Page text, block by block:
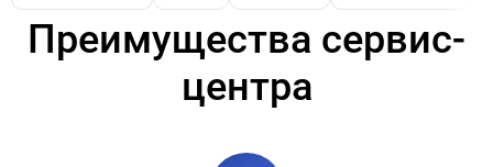
Преимущества сервис-
центра